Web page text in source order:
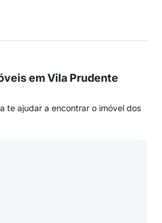
em Vila Prudente
te ajudar a encontrar o imóvel dos